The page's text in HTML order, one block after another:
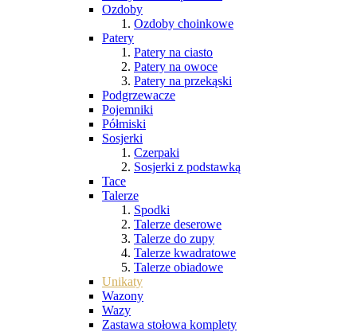
Ozdoby
Ozdoby choinkowe
Patery
Patery na ciasto
Patery na owoce
Patery na przekąski
Podgrzewacze
Pojemniki
Półmiski
Sosjerki
Czerpaki
Sosjerki z podstawką
Tace
Talerze
Spodki
Talerze deserowe
Talerze do zupy
Talerze kwadratowe
Talerze obiadowe
Unikaty
Wazony
Wazy
Zastawa stołowa komplety